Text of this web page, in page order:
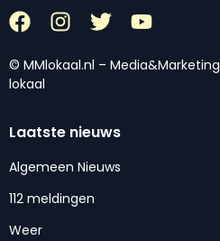
© MMlokaal.nl – Media&Marketing
lokaal
Laatste nieuws
Algemeen Nieuws
112 meldingen
Weer